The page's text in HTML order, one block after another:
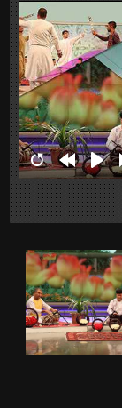
RestartRewind
10s
Play